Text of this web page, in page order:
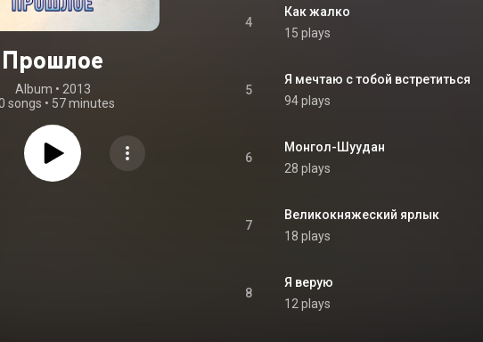
Прошлое
Album • 2013
songs • 57 minutes
4
Как жалко
15 plays
5
Я мечтаю с тобой встретиться
94 plays
6
Монгол-Шуудан
28 plays
7
Великокняжеский ярлык
18 plays
8
Я верую
12 plays